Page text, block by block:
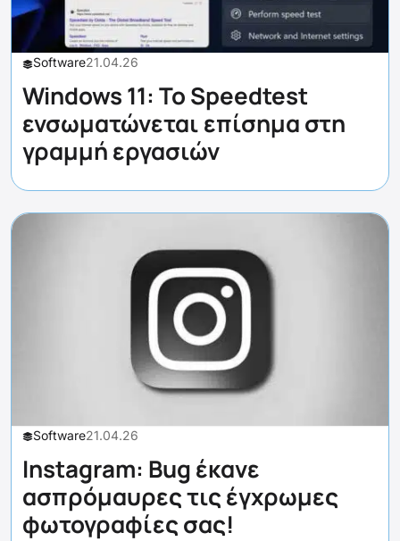
Software21.04.26
Windows 11: Το Speedtest
ενσωματώνεται επίσημα στη
γραμμή εργασιών
Software21.04.26
Instagram: Bug έκανε
ασπρόμαυρες τις έγχρωμες
φωτογραφίες σας!